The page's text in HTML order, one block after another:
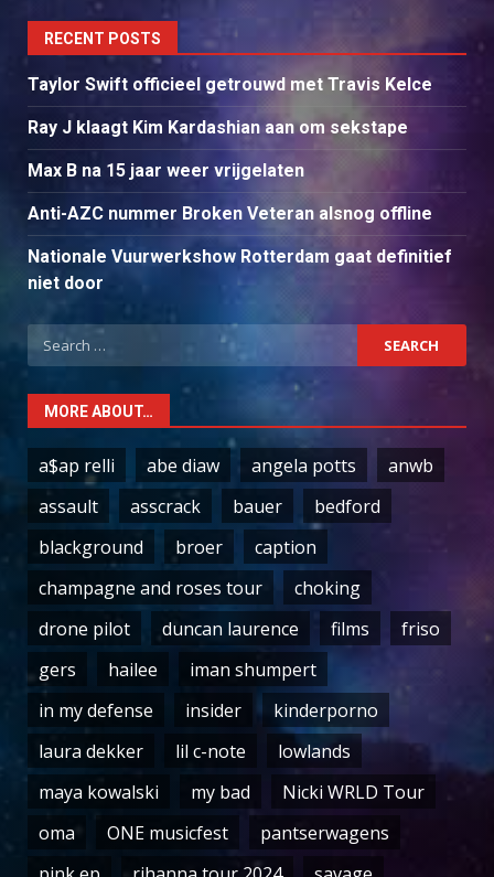
RECENT POSTS
Taylor Swift officieel getrouwd met Travis Kelce
Ray J klaagt Kim Kardashian aan om sekstape
Max B na 15 jaar weer vrijgelaten
Anti-AZC nummer Broken Veteran alsnog offline
Nationale Vuurwerkshow Rotterdam gaat definitief
niet door
Search
for:
MORE ABOUT…
a$ap relli abe diaw angela potts
anwb
assault
asscrack bauer
bedford
blackground
broer
caption
champagne and roses tour
choking
drone pilot
duncan laurence films
friso
gers
hailee
iman shumpert
in my defense
insider
kinderporno
laura dekker
lil c-note
lowlands
maya kowalski
my bad
Nicki WRLD Tour
oma
ONE musicfest
pantserwagens